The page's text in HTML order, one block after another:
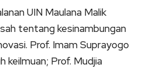
UIN Maulana Malik
tentang kesinambungan
Prof. Imam Suprayogo
keilmuan; Prof. Mudjia